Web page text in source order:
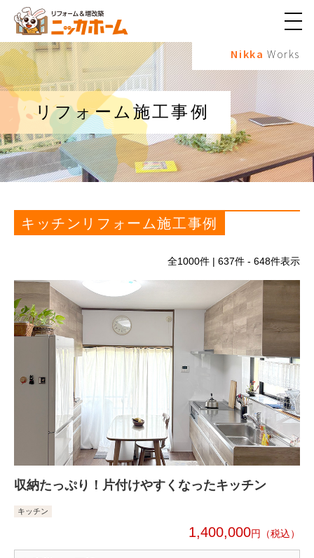
メ
ュ
ボ
タ
ン
Nikka Works
リフォーム施工事例
キッチンリフォーム施工事例
全1000件 | 637件 - 648件表示
収納たっぷり！片付けやすくなったキッチン
キッチン
1,400,000円